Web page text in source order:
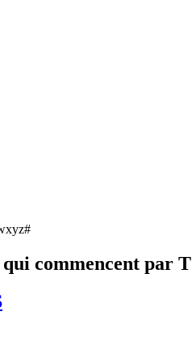
xyz#
commencent par T